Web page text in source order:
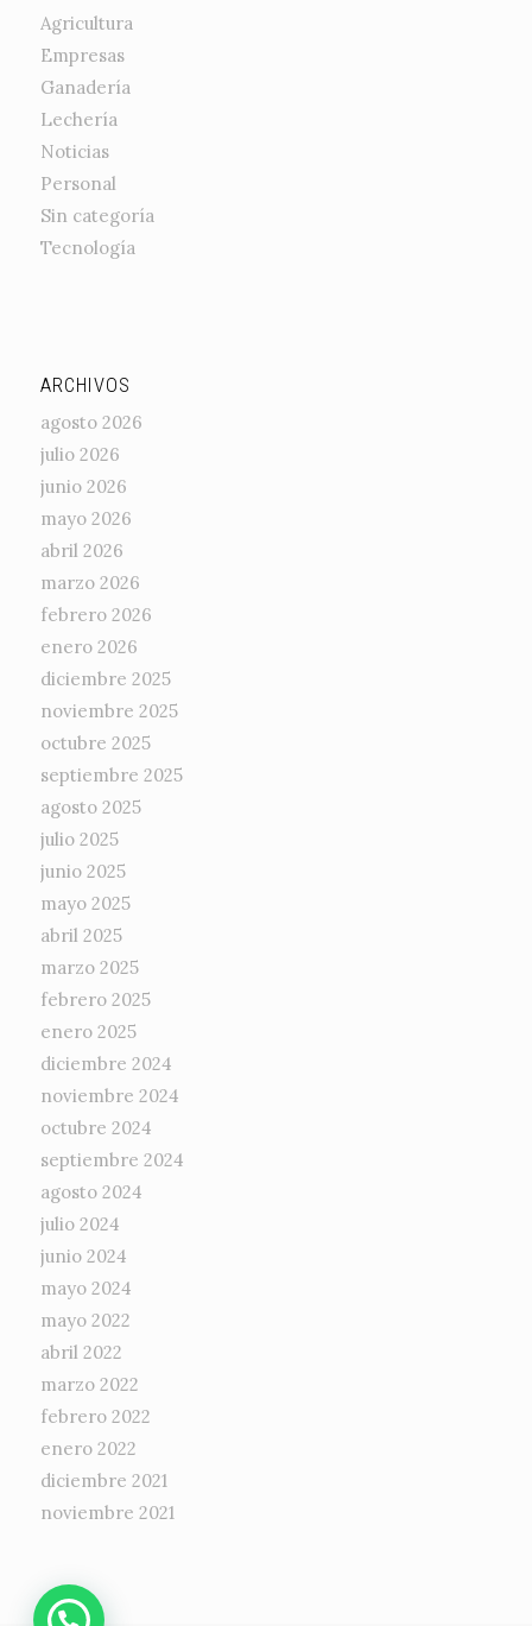
Agricultura
Empresas
Ganadería
Lechería
Noticias
Personal
Sin categoría
Tecnología
ARCHIVOS
agosto 2026
julio 2026
junio 2026
mayo 2026
abril 2026
marzo 2026
febrero 2026
enero 2026
diciembre 2025
noviembre 2025
octubre 2025
septiembre 2025
agosto 2025
julio 2025
junio 2025
mayo 2025
abril 2025
marzo 2025
febrero 2025
enero 2025
diciembre 2024
noviembre 2024
octubre 2024
septiembre 2024
agosto 2024
julio 2024
junio 2024
mayo 2024
mayo 2022
abril 2022
marzo 2022
febrero 2022
enero 2022
diciembre 2021
noviembre 2021